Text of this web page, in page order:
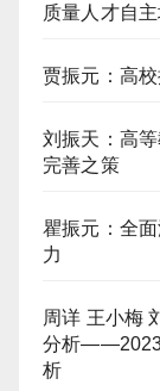
质量人才自
贾振元：高
刘振天：高
完善之策
瞿振元：全
力
周详 王小梅
分析——2023
析